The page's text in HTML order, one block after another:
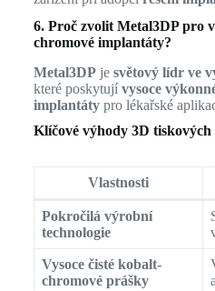
6. Proč zvolit Metal3DP pro
chromové implantáty?
Metal3DPje světový lídr ve
které poskytují vysoce
implantátypro lékařské
Klíčové výhody 3D tiskových
Vlastnosti
Pokročilá výrobní
technologie
Vysoce čisté kobalt-
chromové prášky